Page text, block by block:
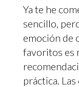
Ya te he
sencillo,
emoción de
favoritos es
práctica.